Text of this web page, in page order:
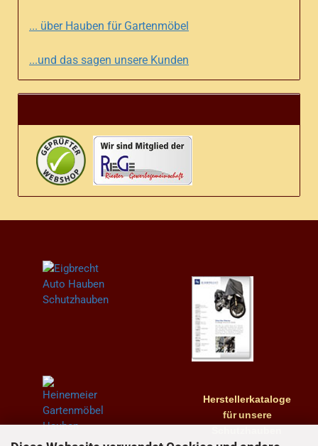
... über Hauben für Gartenmöbel
...und das sagen unsere Kunden
Herstellerkataloge
fürunsere